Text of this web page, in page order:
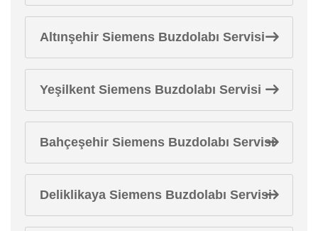
Altınşehir Siemens Buzdolabı Servisi
Yeşilkent Siemens Buzdolabı Servisi
Bahçeşehir Siemens Buzdolabı Servisi
Deliklikaya Siemens Buzdolabı Servisi